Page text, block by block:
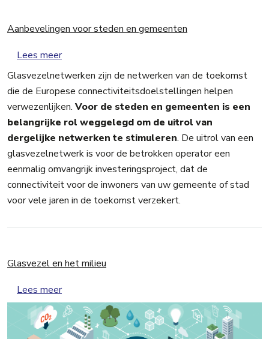
Aanbevelingen voor steden en gemeenten
Lees meerover Aanbevelingen voor steden en gemeenten
Glasvezelnetwerken zijn de netwerken van de toekomst
die de Europese connectiviteitsdoelstellingen helpen
verwezenlijken. Voor de steden en gemeenten is een
belangrijke rol weggelegd om de uitrol van
dergelijke netwerken te stimuleren. De uitrol van een
glasvezelnetwerk is voor de betrokken operator een
eenmalig omvangrijk investeringsproject, dat de
connectiviteit voor de inwoners van uw gemeente of stad
voor vele jaren in de toekomst verzekert.
Glasvezel en het milieu
Lees meerover Glasvezel en het milieu